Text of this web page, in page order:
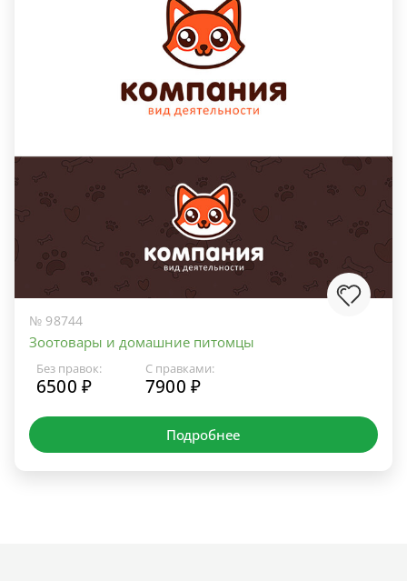
№ 98744
Зоотовары и домашние питомцы
Без правок:
6500 ₽
С правками:
7900 ₽
Подробнее